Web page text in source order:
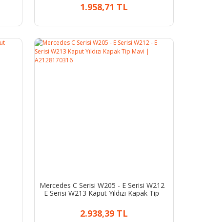
1.958,71 TL
Mercedes C Serisi W205 - E Serisi W212
- E Serisi W213 Kaput Yıldızı Kapak Tip
2.938,39 TL